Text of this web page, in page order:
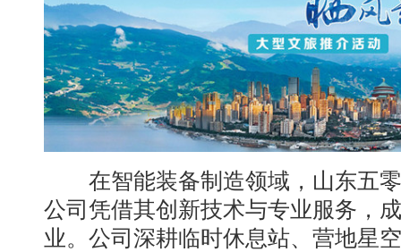
在智能装备制造领域，山东五零
公司凭借其创新技术与专业服务，
业。公司深耕临时休息站、营地星